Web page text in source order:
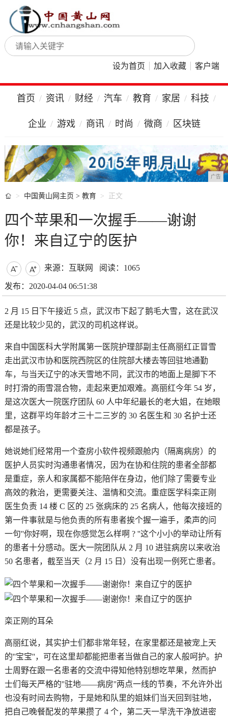
设为首页 加入收藏 客户端
首页 资讯 财经 汽车 教育 家居 科技
企业 游戏 商讯 时尚 微商 区块链
广告
 中国黄山网主页 > 教育 正文
四个苹果和一次握手——谢谢
你！来自辽宁的医护
  来源：互联网 阅读：1065
发布：2020-04-04 06:51:38
2 月 15 日下午接近 5 点，武汉市下起了鹅毛大雪，这在武汉
还是比较少见的，武汉的司机这样说。
来自中国医科大学附属第一医院护理部副主任高丽红正冒雪
走出武汉市协和医院西院区的住院部大楼去等回驻地通勤
车，与当天辽宁的冰天雪地不同，武汉市的地面上是脚下不
时打滑的雨雪混合物，走起来更加艰难。高丽红今年 54 岁，
是这次医大一院医疗团队 60 人中年纪最长的老大姐，在她眼
里，这群平均年龄才三十二三岁的 30 名医生和 30 名护士还
都是孩子。
她说她们经常用一个查房小软件视频跟舱内（隔离病房）的
医护人员实时沟通患者情况，因为在协和住院的患者全部都
是重症，亲人和家属都不能陪伴在身边，他们除了需要专业
高效的救治，更需要关注、温情和交流。重症医学科栾正刚
医生负责 14 楼 C 区的 25 张病床的 25 名病人，他每次接班的
第一件事就是与他负责的所有患者挨个握一遍手，柔声的问
一句''你好啊，现在你感觉怎么样啊 ? ''这个小小的举动让所有
的患者十分感动。医大一院团队从 2 月 10 进驻病房以来收治
50 名患者，截至当天（2 月 15 日）没有出现一例死亡患者。
栾正刚的耳朵
高丽红说，其实护士们都非常年轻，在家里都还是被宠上天
的''宝宝''，可在这里却都能把患者当做自己的家人般呵护。护
士周野在跟一名患者的交流中得知他特别想吃苹果，然而护
士们每天严格的''驻地——病房''两点一线的节奏，不允许外出
也没有时间去购物，于是她和队里的姐妹们当天回到驻地，
把自己晚餐配发的苹果攒了 4 个，第二天一早洗干净放进密